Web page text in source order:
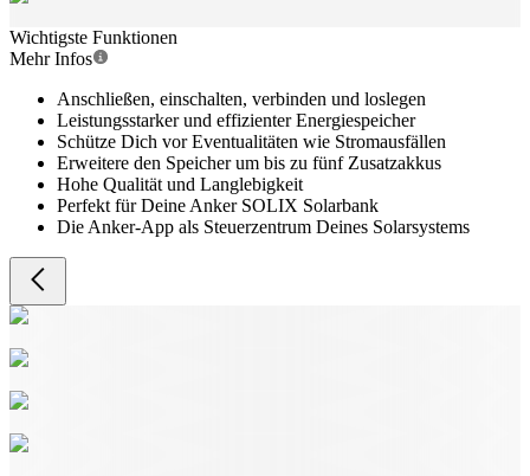
Wichtigste Funktionen
Mehr Infos
Anschließen, einschalten, verbinden und loslegen
Leistungsstarker und effizienter Energiespeicher
Schütze Dich vor Eventualitäten wie Stromausfällen
Erweitere den Speicher um bis zu fünf Zusatzakkus
Hohe Qualität und Langlebigkeit
Perfekt für Deine Anker SOLIX Solarbank
Die Anker-App als Steuerzentrum Deines Solarsystems